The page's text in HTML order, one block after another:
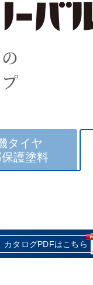
タイヤ
護塗料
カタログPDFはこちら
カタログPDFはこちら
カタログPDFはこちら
カタログPDFはこちら
カタログPDFはこちら